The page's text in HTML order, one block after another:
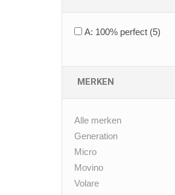
A: 100% perfect (5)
MERKEN
Alle merken
Generation
Micro
Movino
Volare